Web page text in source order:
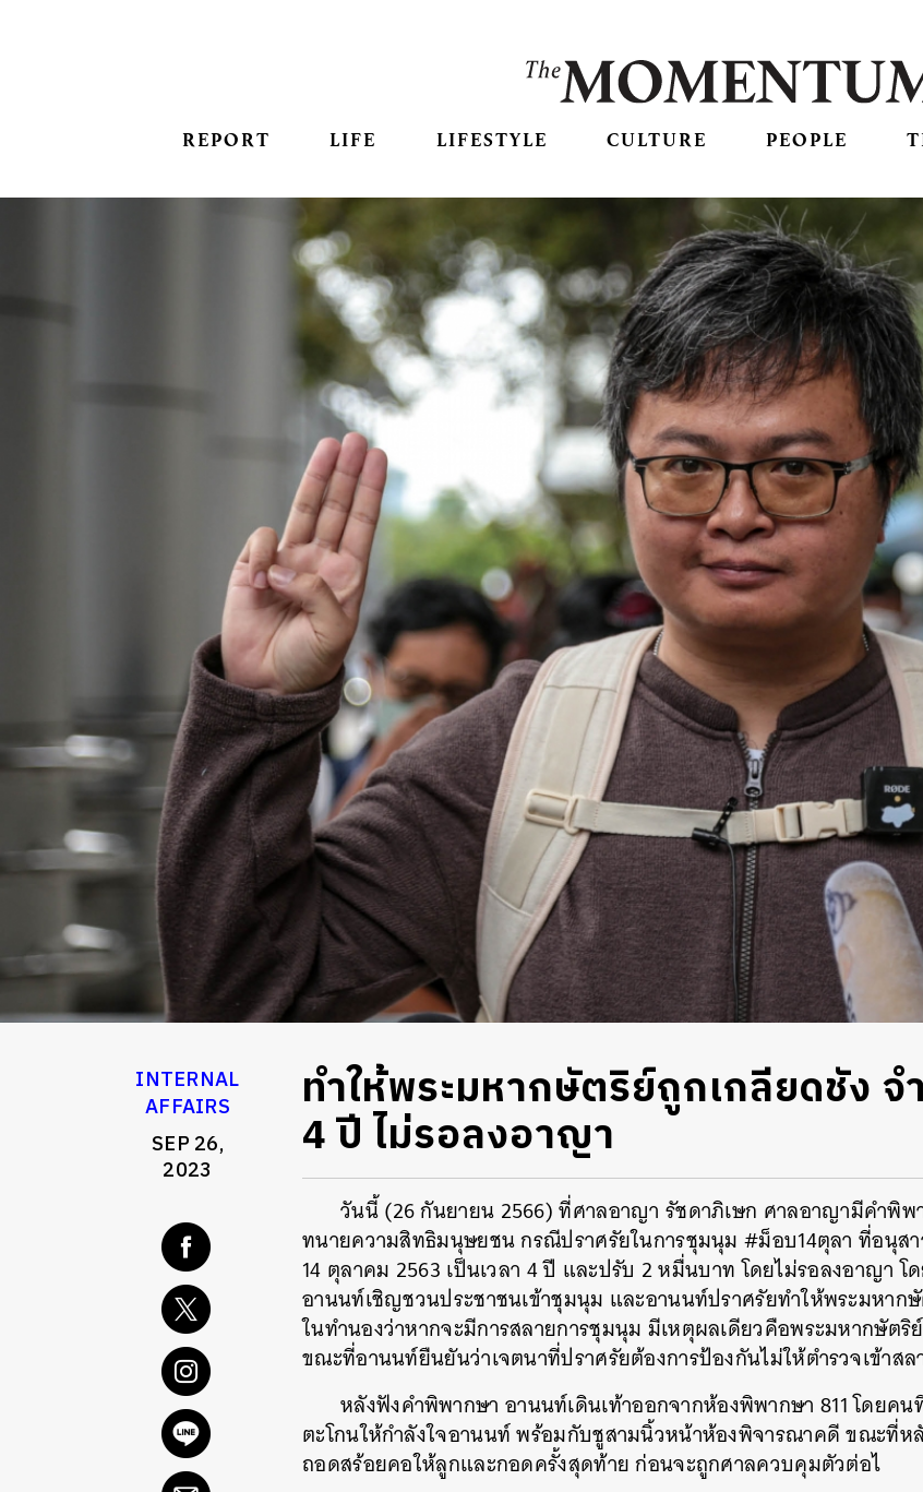
REPORT LIFE LIFESTYLE CULTURE PEOPLE
INTERNAL
AFFAIRS
SEP 26,
2023
ทำให้พระมหากษัตริย์ถูกเกลียดชัง จ
4 ปี ไม่รอลงอาญา
วันนี้ (26 กันยายน 2566) ที่ศาลอาญา รัชดาภิเษก ศาลอาญามีคำพิพ
ทนายความสิทธิมนุษยชน กรณีปราศรัยในการชุมนุม #ม็อบ14ตุลา ที่อนุสา
14 ตุลาคม 2563 เป็นเวลา 4 ปี และปรับ 2 หมื่นบาท โดยไม่รอลงอาญา โ
อานนท์เชิญชวนประชาชนเข้าชุมนุม และอานนท์ปราศรัยทำให้พระมหาก
ในทำนองว่าหากจะมีการสลายการชุมนุม มีเหตุผลเดียวคือพระมหากษัตริ
ขณะที่อานนท์ยืนยันว่าเจตนาที่ปราศรัยต้องการป้องกันไม่ให้ตำรวจเข้าส
หลังฟังคำพิพากษา อานนท์เดินเท้าออกจากห้องพิพากษา 811 โดยค
ตะโกนให้กำลังใจอานนท์ พร้อมกับชูสามนิ้วหน้าห้องพิจารณาคดี ขณะที่
ถอดสร้อยคอให้ลูกและกอดครั้งสุดท้าย ก่อนจะถูกศาลควบคุมตัวต่อไ